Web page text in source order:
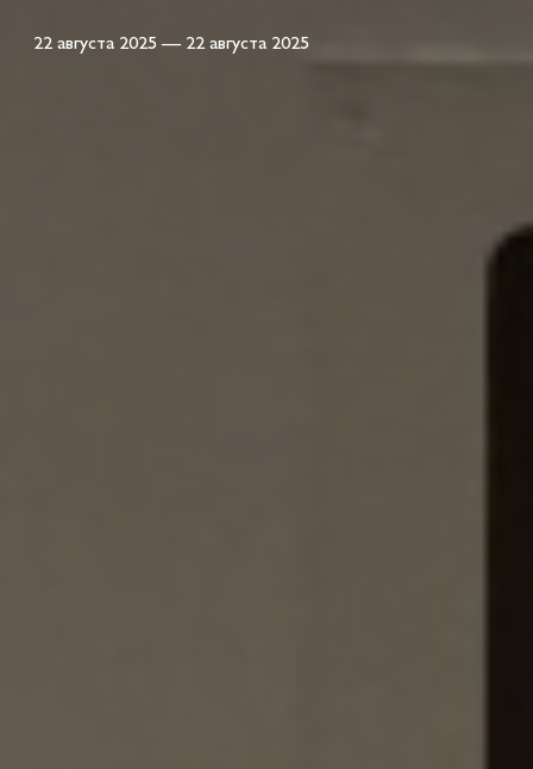
22 августа 2025 — 22 августа 2025